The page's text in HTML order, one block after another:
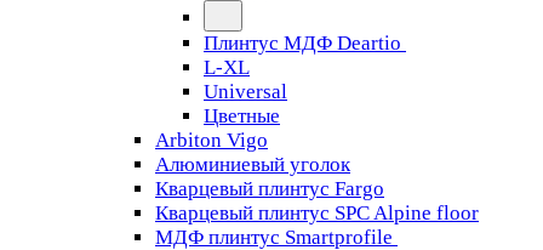
Плинтус МДФ Deartio
L-XL
Universal
Цветные
Arbiton Vigo
Алюминиевый уголок
Кварцевый плинтус Fargo
Кварцевый плинтус SPC Alpine floor
МДФ плинтус Smartprofile